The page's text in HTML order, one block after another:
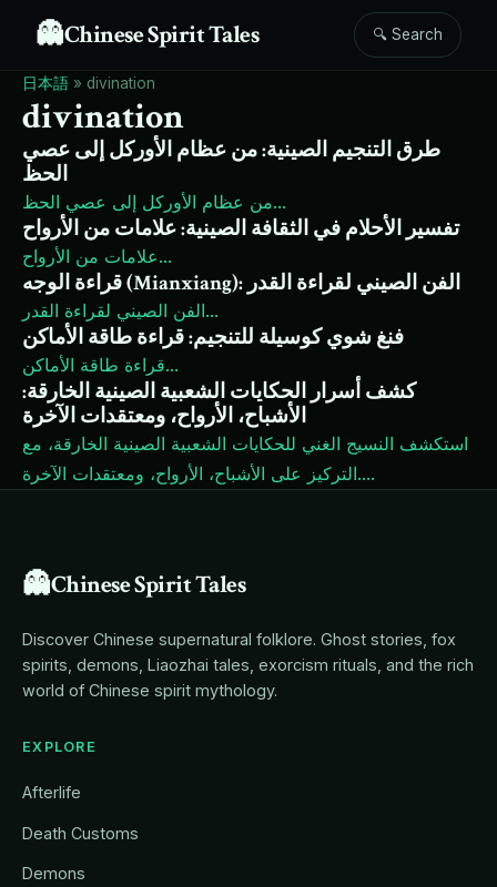
👻Chinese Spirit Tales 🔍 Search
日本語 » divination
divination
طرق التنجيم الصينية: من عظام الأوركل إلى عصي
الحظ
من عظام الأوركل إلى عصي الحظ...
تفسير الأحلام في الثقافة الصينية: علامات من الأرواح
علامات من الأرواح...
قراءة الوجه (Mianxiang): الفن الصيني لقراءة القدر
الفن الصيني لقراءة القدر...
فنغ شوي كوسيلة للتنجيم: قراءة طاقة الأماكن
قراءة طاقة الأماكن...
كشف أسرار الحكايات الشعبية الصينية الخارقة:
الأشباح، الأرواح، ومعتقدات الآخرة
استكشف النسيج الغني للحكايات الشعبية الصينية الخارقة، مع
التركيز على الأشباح، الأرواح، ومعتقدات الآخرة....
👻Chinese Spirit Tales
Discover Chinese supernatural folklore. Ghost stories, fox
spirits, demons, Liaozhai tales, exorcism rituals, and the rich
world of Chinese spirit mythology.
EXPLORE
Afterlife
Death Customs
Demons